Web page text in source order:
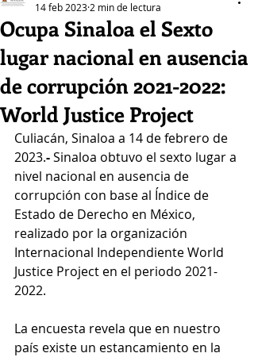
Ocupa Sinaloa el Sexto
lugar nacional en ausencia
de corrupción 2021-2022:
World Justice Project
14 feb 2023 2 min de lectura
Culiacán, Sinaloa a 14 de febrero de
2023.- Sinaloa obtuvo el sexto lugar a
nivel nacional en ausencia de
corrupción con base al Índice de
Estado de Derecho en México,
realizado por la organización
Internacional Independiente World
Justice Project en el periodo 2021-
2022.
La encuesta revela que en nuestro
país existe un estancamiento en la